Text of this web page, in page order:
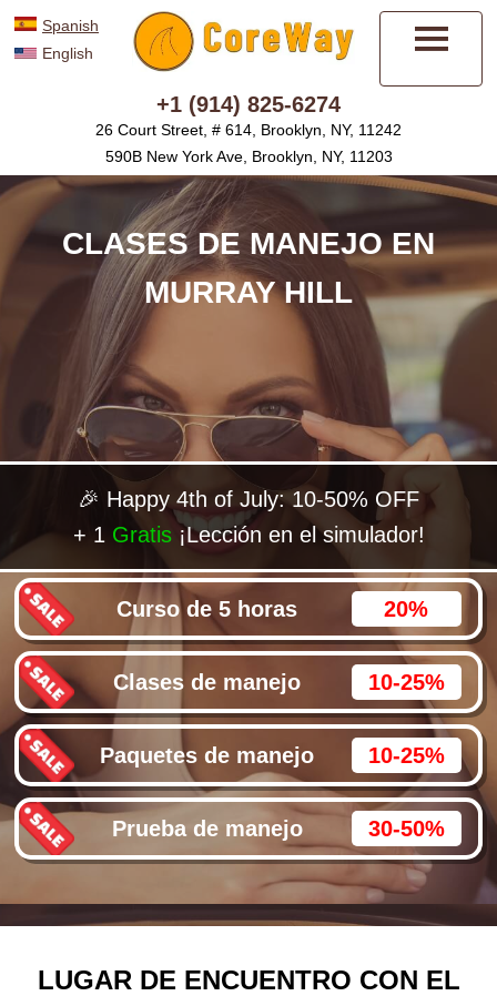
Spanish
English
+1 (914) 825-6274
26 Court Street, # 614, Brooklyn, NY, 11242
590B New York Ave, Brooklyn, NY, 11203
CLASES DE MANEJO EN
MURRAY HILL
🎉 Happy 4th of July: 10-50% OFF
+ 1 Gratis¡Lección en el simulador!
Curso de 5 horas 20%
Clases de manejo 10-25%
Paquetes de manejo 10-25%
Prueba de manejo 30-50%
LUGAR DE ENCUENTRO CON EL